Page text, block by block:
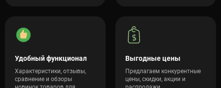
Удобный функционал
Характеристики, отзывы,
сравнение и обзоры
Выгодные цены
Предлагаем конкурентные
цены, скидки, акции и